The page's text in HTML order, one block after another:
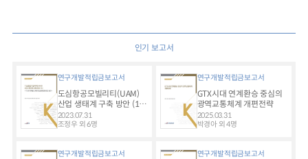
인기 보고서
연구개발적립금보고서
도심항공모빌리티(UAM)
산업 생태계 구축 방안 (1) -
다수단 연계를 고려한
도심항공교통 도입 방안 -
2023.07.31
조정우 외 6명
연구개발적립금보고서
GTX시대 연계환승 중심의
광역교통체계 개편전략
2025.03.31
박경아 외 4명
연구개발적립금보고서 연구개발적립금보고서